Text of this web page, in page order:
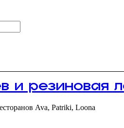
и резиновая
Ava, Patriki, Loona